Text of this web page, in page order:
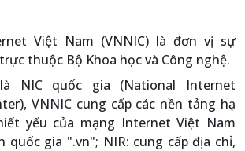
Việt Nam (VNNIC) là đơn vị sự
thuộc Bộ Khoa học và Công nghệ.
NIC quốc gia (National Internet
VNNIC cung cấp các nền tảng hạ
yếu của mạng Internet Việt Nam
quốc gia ".vn"; NIR: cung cấp địa chỉ,